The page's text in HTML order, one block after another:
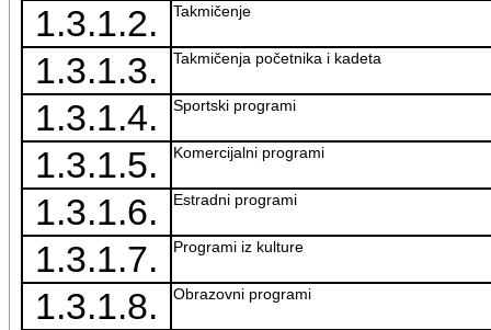
1.3.1.2. Takmičenje
1.3.1.3. Takmičenja početnika i kadeta
1.3.1.4. Sportski programi
1.3.1.5. Komercijalni programi
1.3.1.6. Estradni programi
1.3.1.7. Programi iz kulture
1.3.1.8. Obrazovni programi